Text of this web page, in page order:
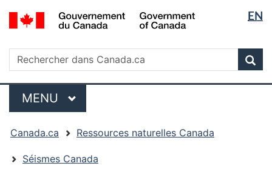
Passer
au
principal
Passer
à
sujet
du
gouvernement »
Passer
à
version
HTML
simplifiée
la
langue
EN
Rechercher
Rechercher
dans
Canada.ca
Menu
MENU PRINCIPAL
êtes
ici
Canada.ca Ressources naturelles Canada
Séismes Canada